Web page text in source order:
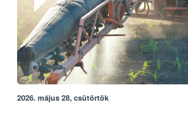
2026. május 28, csütörtök